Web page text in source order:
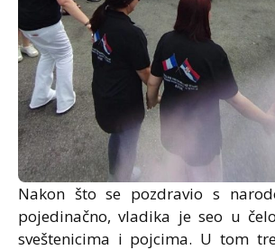
Nakon što se pozdravio s
pojedinačno, vladika je seo u
sveštenicima i pojcima. U tom